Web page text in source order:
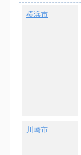
横浜市
川崎市